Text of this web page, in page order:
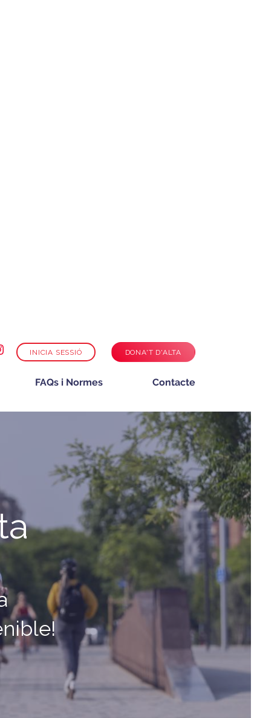
INICIA SESSIÓ DONA'T D'ALTA
FAQs i Normes Contacte